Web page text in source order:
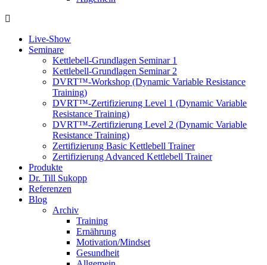
Live-Show
Seminare
Kettlebell-Grundlagen Seminar 1
Kettlebell-Grundlagen Seminar 2
DVRT™-Workshop (Dynamic Variable Resistance
Training)
DVRT™-Zertifizierung Level 1 (Dynamic Variable
Resistance Training)
DVRT™-Zertifizierung Level 2 (Dynamic Variable
Resistance Training)
Zertifizierung Basic Kettlebell Trainer
Zertifizierung Advanced Kettlebell Trainer
Produkte
Dr. Till Sukopp
Referenzen
Blog
Archiv
Training
Ernährung
Motivation/Mindset
Gesundheit